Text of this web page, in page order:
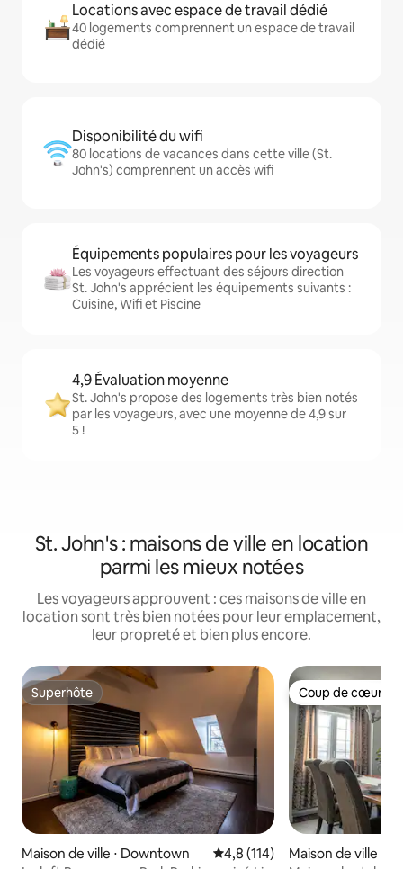
Locations avec espace de travail dédié
40 logements comprennent un espace de travail
dédié
Disponibilité du wifi
80 locations de vacances dans cette ville (St.
John's) comprennent un accès wifi
Équipements populaires pour les voyageurs
Les voyageurs effectuant des séjours direction
St. John's apprécient les équipements suivants :
Cuisine, Wifi et Piscine
4,9 Évaluation moyenne
St. John's propose des logements très bien notés
par les voyageurs, avec une moyenne de 4,9 sur
5 !
St. John's : maisons de ville en location
parmi les mieux notées
Les voyageurs approuvent : ces maisons de ville en
location sont très bien notées pour leur emplacement,
leur propreté et bien plus encore.
Superhôte
Superhôte
Maison de ville ⋅ Downtown Évaluation moyenne sur la
4,8 (114)
Coup de cœur
Coup de cœur
Maison de ville ⋅